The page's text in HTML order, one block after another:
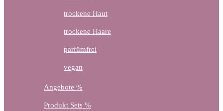
trockene Haut
trockene Haare
parfümfrei
vegan
Angebote %
Produkt Sets %